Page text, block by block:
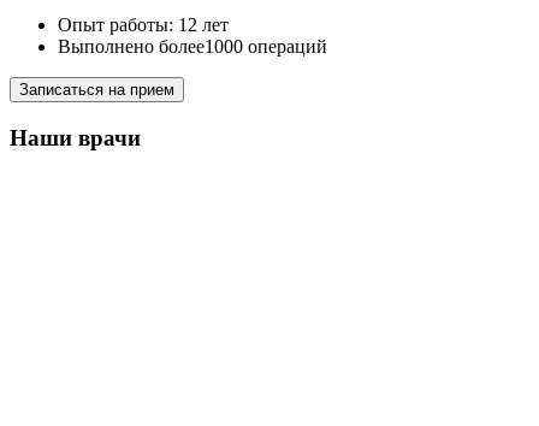
Опыт работы: 12 лет
Выполнено более1000 операций
Записаться на прием
Наши врачи